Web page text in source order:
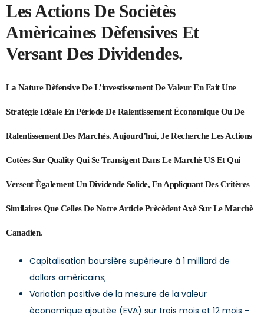
Les Actions De Sociètès
Amèricaines Dèfensives Et
Versant Des Dividendes.
La Nature Dèfensive De L’investissement De Valeur En Fait Une
Stratègie Idèale En Pèriode De Ralentissement Èconomique Ou De
Ralentissement Des Marchès. Aujourd’hui, Je Recherche Les Actions
Cotèes Sur Quality Qui Se Transigent Dans Le Marchè US Et Qui
Versent Ègalement Un Dividende Solide, En Appliquant Des Critères
Similaires Que Celles De Notre Article Prècèdent Axè Sur Le Marchè
Canadien.
Capitalisation boursière supèrieure à 1 milliard de
dollars amèricains;
Variation positive de la mesure de la valeur
èconomique ajoutèe (EVA) sur trois mois et 12 mois –